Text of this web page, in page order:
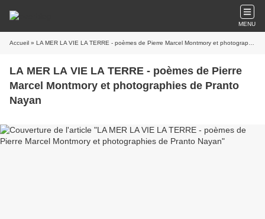
MENU
Accueil » LA MER LA VIE LA TERRE - poèmes de Pierre Marcel Montmory et photographies de Pranto Nayan
LA MER LA VIE LA TERRE - poèmes de Pierre
Marcel Montmory et photographies de Pranto
Nayan